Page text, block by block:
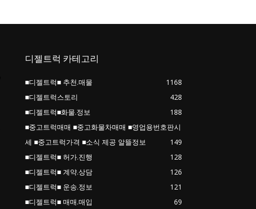
디젤트럭 카테고리
■디젤트럭■ 추천.매물
1168
■디젤트럭스토리
428
■디젤트럭■화물.정보
188
■중고트럭매매 ■중고화물차매매 ■영업용번호판시
세 ■중고트럭가격 ■소식 제공 알뜰정보
149
■디젤트럭■ 허가.진행
128
■디젤트럭■ 계약.상담
126
■디젤트럭■ 운송.정보
121
■디젤트럭■ 매매.매입
69